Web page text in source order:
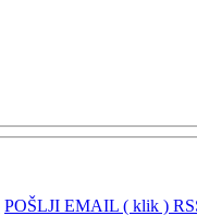
POŠLJI EMAIL ( klik )